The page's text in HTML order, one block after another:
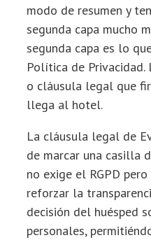
modo de resumen y
segunda capa mucho
segunda capa es lo
Política de
o cláusula legal que
llega al hotel.
La cláusula legal de
de marcar una casilla
no exige el RGPD
reforzar la
decisión del huésped
personales,